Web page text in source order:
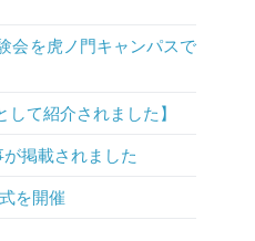
会を虎ノ門キャンパスで
て紹介されました】
掲載されました
を開催